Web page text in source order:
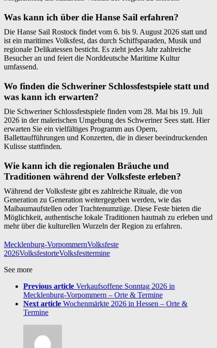
Was kann ich über die Hanse Sail erfahren?
Die Hanse Sail Rostock findet vom 6. bis 9. August 2026 statt und
ist ein maritimes Volksfest, das durch Schiffsparaden, Musik und
regionale Delikatessen besticht. Es zieht jedes Jahr zahlreiche
Besucher an und feiert die Norddeutsche Maritime Kultur
umfassend.
Wo finden die Schweriner Schlossfestspiele statt und
was kann ich erwarten?
Die Schweriner Schlossfestspiele finden vom 28. Mai bis 19. Juli
2026 in der malerischen Umgebung des Schweriner Sees statt. Hier
erwarten Sie ein vielfältiges Programm aus Opern,
Ballettaufführungen und Konzerten, die in dieser beeindruckenden
Kulisse stattfinden.
Wie kann ich die regionalen Bräuche und
Traditionen während der Volksfeste erleben?
Während der Volksfeste gibt es zahlreiche Rituale, die von
Generation zu Generation weitergegeben werden, wie das
Maibaumaufstellen oder Trachtenumzüge. Diese Feste bieten die
Möglichkeit, authentische lokale Traditionen hautnah zu erleben und
mehr über die kulturellen Wurzeln der Region zu erfahren.
Mecklenburg-VorpommernVolksfeste
2026VolksfestorteVolksfesttermine
See more
Previous article Verkaufsoffene Sonntag 2026 in
Mecklenburg-Vorpommern – Orte & Termine
Next article Wochenmärkte 2026 in Hessen – Orte &
Termine